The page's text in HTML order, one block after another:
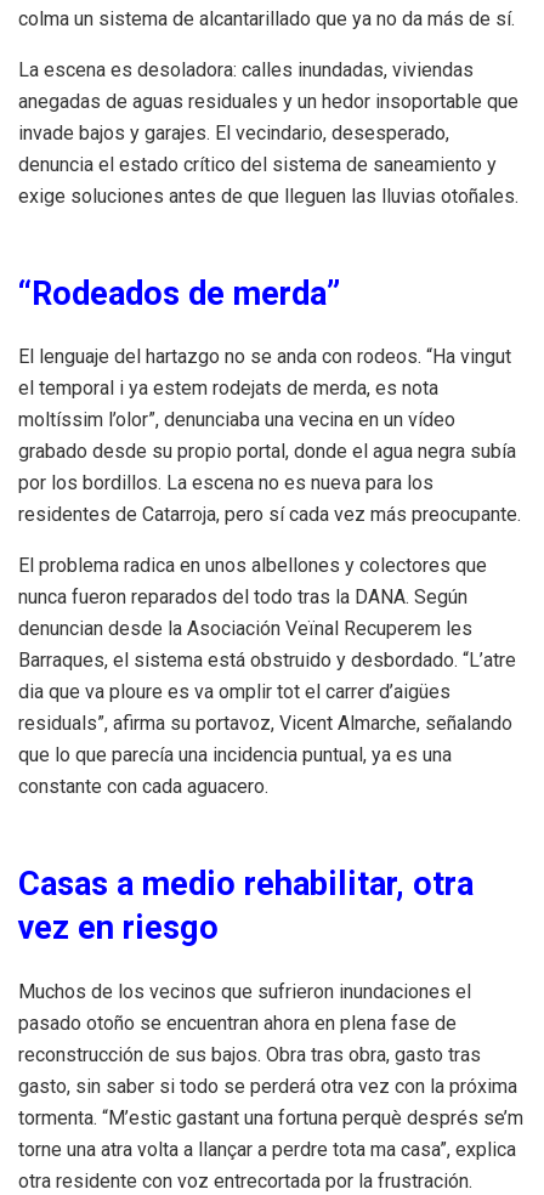
colma un sistema de alcantarillado que ya no da más de sí.
La escena es desoladora: calles inundadas, viviendas
anegadas de aguas residuales y un hedor insoportable que
invade bajos y garajes. El vecindario, desesperado,
denuncia el estado crítico del sistema de saneamiento y
exige soluciones antes de que lleguen las lluvias otoñales.
“Rodeados de merda”
El lenguaje del hartazgo no se anda con rodeos. “Ha vingut
el temporal i ya estem rodejats de merda, es nota
moltíssim l’olor”, denunciaba una vecina en un vídeo
grabado desde su propio portal, donde el agua negra subía
por los bordillos. La escena no es nueva para los
residentes de Catarroja, pero sí cada vez más preocupante.
El problema radica en unos albellones y colectores que
nunca fueron reparados del todo tras la DANA. Según
denuncian desde la Asociación Veïnal Recuperem les
Barraques, el sistema está obstruido y desbordado. “L’atre
dia que va ploure es va omplir tot el carrer d’aigües
residuals”, afirma su portavoz, Vicent Almarche, señalando
que lo que parecía una incidencia puntual, ya es una
constante con cada aguacero.
Casas a medio rehabilitar, otra
vez en riesgo
Muchos de los vecinos que sufrieron inundaciones el
pasado otoño se encuentran ahora en plena fase de
reconstrucción de sus bajos. Obra tras obra, gasto tras
gasto, sin saber si todo se perderá otra vez con la próxima
tormenta. “M’estic gastant una fortuna perquè després se’m
torne una atra volta a llançar a perdre tota ma casa”, explica
otra residente con voz entrecortada por la frustración.